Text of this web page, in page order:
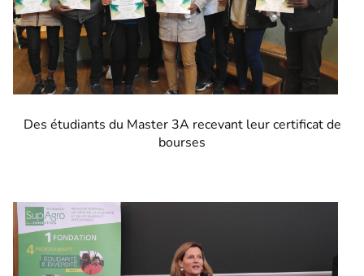
Des étudiants du Master 3A recevant leur certificat de
bourses